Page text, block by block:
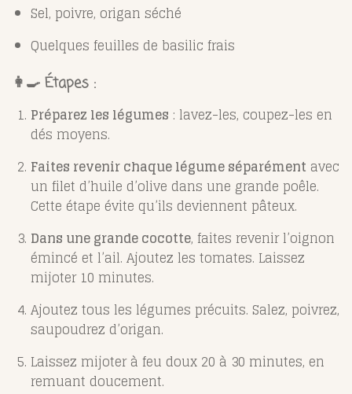
Sel, poivre, origan séché
Quelques feuilles de basilic frais
👩‍🍳 Étapes :
Préparez les légumes : lavez-les, coupez-les en
dés moyens.
Faites revenir chaque légume séparément avec
un filet d’huile d’olive dans une grande poêle.
Cette étape évite qu’ils deviennent pâteux.
Dans une grande cocotte, faites revenir l’oignon
émincé et l’ail. Ajoutez les tomates. Laissez
mijoter 10 minutes.
Ajoutez tous les légumes précuits. Salez, poivrez,
saupoudrez d’origan.
Laissez mijoter à feu doux 20 à 30 minutes, en
remuant doucement.